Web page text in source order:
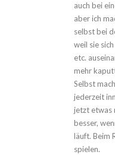
auch bei
aber ich
selbst bei
weil sie
etc.
mehr
Selbst
jederzeit
jetzt etwas
besser,
läuft. Beim
spielen.